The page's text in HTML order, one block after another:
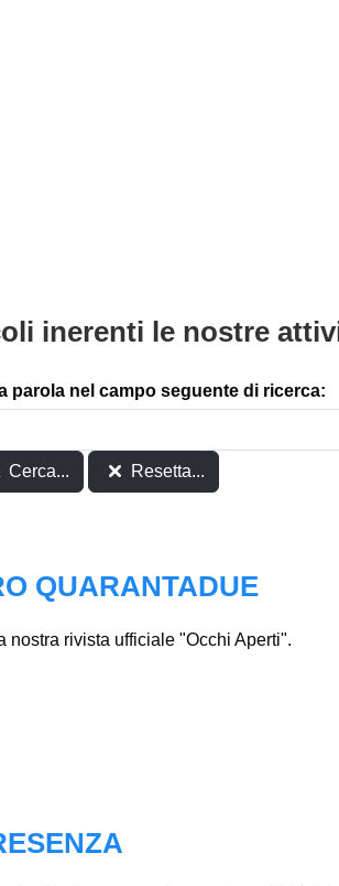
inerenti le nostre
parola nel campo seguente di ricerca:
Cerca... Resetta...
QUARANTADUE
nostra rivista ufficiale "Occhi Aperti".